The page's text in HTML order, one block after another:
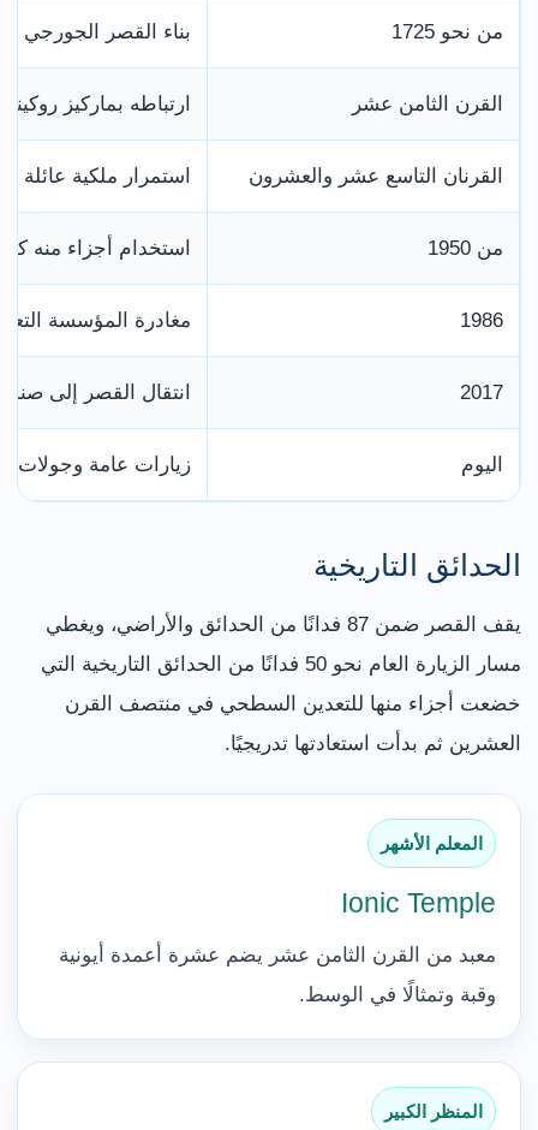
من نحو 1725 بناء القصر الجورجي
القرن الثامن عشر ارتباطه بماركيز
القرنان التاسع عشر والعشرون استمرار ملكية عائلة
من 1950 استخدام أجزاء منه
1986 مغادرة المؤسسة
2017 انتقال القصر إلى
اليوم زيارات عامة وجولات
الحدائق التاريخية
يقف القصر ضمن 87 فدانًا من الحدائق والأراضي، ويغطي
مسار الزيارة العام نحو 50 فدانًا من الحدائق التاريخية التي
خضعت أجزاء منها للتعدين السطحي في منتصف القرن
العشرين ثم بدأت استعادتها تدريجيًا.
المعلم الأشهر
Ionic Temple
معبد من القرن الثامن عشر يضم عشرة أعمدة أيونية
وقبة وتمثالًا في الوسط.
المنظر الكبير